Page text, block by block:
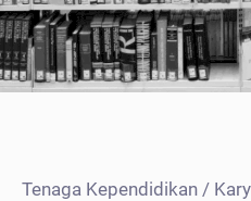
Tenaga Kependidikan /